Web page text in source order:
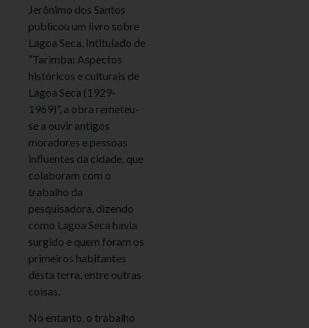
Jerônimo dos Santos
publicou um livro sobre
Lagoa Seca. Intitulado de
“Tarimba: Aspectos
históricos e culturais de
Lagoa Seca (1929-
1969)”, a obra remeteu-
se a ouvir antigos
moradores e pessoas
influentes da cidade, que
colaboram com o
trabalho da
pesquisadora, dizendo
como Lagoa Seca havia
surgido e quem foram os
primeiros habitantes
desta terra, entre outras
coisas.
No entanto, o trabalho